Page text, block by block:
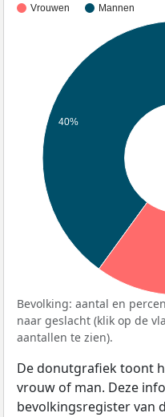
Vrouwen Mannen
40%
Bevolking: aantal en
naar geslacht (klik op de
aantallen te zien).
De donutgrafiek toont
vrouw of man. Deze
bevolkingsregister van